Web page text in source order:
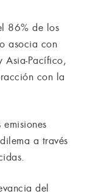
86% de los
asocia con
Asia-Pacífico,
con la
a través
del